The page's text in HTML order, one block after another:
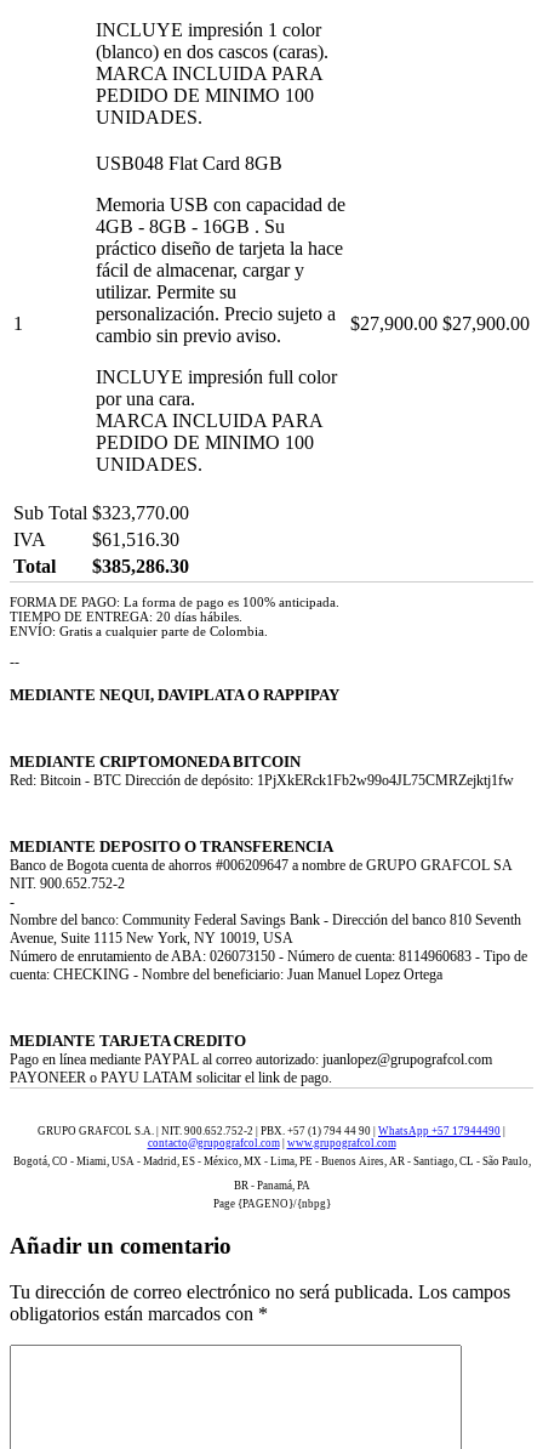
INCLUYE impresión 1 color
(blanco) en dos cascos (caras).
MARCA INCLUIDA PARA
PEDIDO DE MINIMO 100
UNIDADES.
1
USB048 Flat Card 8GB
Memoria USB con capacidad de
4GB - 8GB - 16GB . Su
práctico diseño de tarjeta la hace
fácil de almacenar, cargar y
utilizar. Permite su
personalización. Precio sujeto a
cambio sin previo aviso.
INCLUYE impresión full color
por una cara.
MARCA INCLUIDA PARA
PEDIDO DE MINIMO 100
UNIDADES.
$27,900.00 $27,900.00
Sub Total $323,770.00
IVA
$61,516.30
Total
$385,286.30
FORMA DE PAGO: La forma de pago es 100% anticipada.
TIEMPO DE ENTREGA: 20 días hábiles.
ENVÍO: Gratis a cualquier parte de Colombia.
--
MEDIANTE NEQUI, DAVIPLATA O RAPPIPAY
MEDIANTE CRIPTOMONEDA BITCOIN
Red: Bitcoin - BTC Dirección de depósito: 1PjXkERck1Fb2w99o4JL75CMRZejktj1fw
MEDIANTE DEPOSITO O TRANSFERENCIA
Banco de Bogota cuenta de ahorros #006209647 a nombre de GRUPO GRAFCOL SA
NIT. 900.652.752-2
-
Nombre del banco: Community Federal Savings Bank - Dirección del banco 810 Seventh
Avenue, Suite 1115 New York, NY 10019, USA
Número de enrutamiento de ABA: 026073150 - Número de cuenta: 8114960683 - Tipo de
cuenta: CHECKING - Nombre del beneficiario: Juan Manuel Lopez Ortega
MEDIANTE TARJETA CREDITO
Pago en línea mediante PAYPAL al correo autorizado: juanlopez@grupografcol.com
PAYONEER o PAYU LATAM solicitar el link de pago.
GRUPO GRAFCOL S.A. | NIT. 900.652.752-2 | PBX. +57 (1) 794 44 90 | WhatsApp +57 17944490
contacto@grupografcol.com| www.grupografcol.com
Bogotá, CO - Miami, USA - Madrid, ES - México, MX - Lima, PE - Buenos Aires, AR - Santiago, CL - São Paulo,
BR - Panamá, PA
Page {PAGENO}/{nbpg}
Añadir un comentario
Tu dirección de correo electrónico no será publicada. Los campos
obligatorios están marcados con *